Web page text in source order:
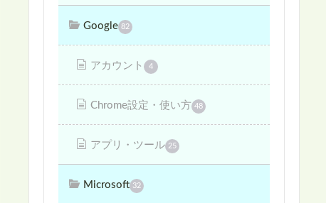
Google 82
アカウント 4
Chrome設定・使い方 48
アプリ・ツール 25
Microsoft 32